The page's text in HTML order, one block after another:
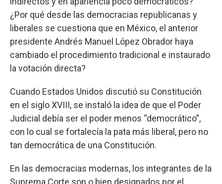
¿Por qué desde las democracias republicanas y
liberales se cuestiona que en México, el anterior
presidente Andrés Manuel López Obrador haya
cambiado el procedimiento tradicional e instaurado
la votación directa?
Cuando Estados Unidos discutió su Constitución
en el siglo XVIII, se instaló la idea de que el Poder
Judicial debía ser el poder menos “democrático”,
con lo cual se fortalecía la pata más liberal, pero no
tan democrática de una Constitución.
En las democracias modernas, los integrantes de la
Suprema Corte son o bien designados por el